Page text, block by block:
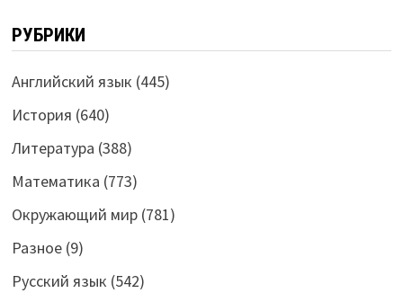
РУБРИКИ
Английский язык (445)
История (640)
Литература (388)
Математика (773)
Окружающий мир(781)
Разное(9)
Русский язык (542)